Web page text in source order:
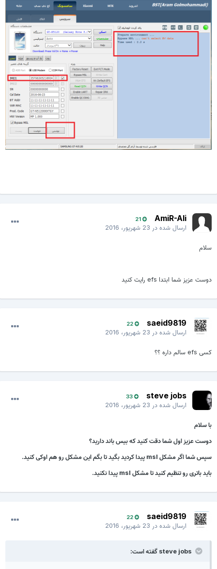
AmiR-Ali
21
ارسال شده در23 شهریور، 2016
سلام
دوست عزیز شما ابتدا efs رایت کنید
saeid9819
22
ارسال شده در23 شهریور، 2016
کسی efs سالم داره ؟؟
steve jobs
33
ارسال شده در23 شهریور، 2016
با سلام
دوست عزیز اول شما دقت کنید که بیس باند دارید؟
سپس شما اگر مشکل msl پیدا کردید بگید تا بگم این مشکل رو هم اوکی کنید.
باید باتری رو تنظیم کنید تا مشکل msl پیدا نکنید.
saeid9819
22
ارسال شده در23 شهریور، 2016
steve jobs گفته است: